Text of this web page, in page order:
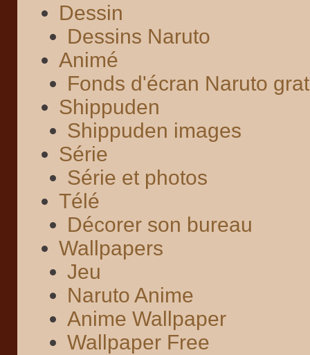
Dessin
Dessins Naruto
Animé
Fonds d'écran Naruto
Shippuden
Shippuden images
Série
Série et photos
Télé
Décorer son bureau
Wallpapers
Jeu
Naruto Anime
Anime Wallpaper
Wallpaper Free